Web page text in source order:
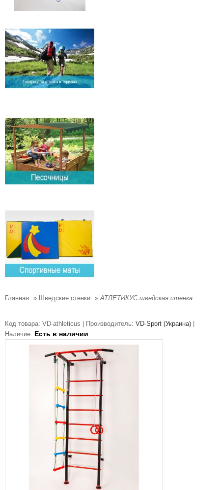
Главная » Шведские стенки »АТЛЕТИКУС шведская стенка
Код товара: VD-athleticus | Производитель: VD-Sport (Украина)
Наличие: Есть в наличии